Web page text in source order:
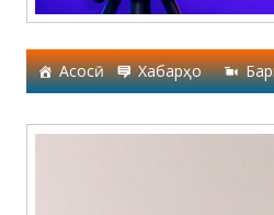
Асосӣ Хабарҳо